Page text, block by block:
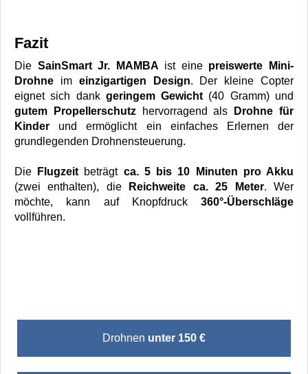
Fazit
Die SainSmart Jr. MAMBA ist eine preiswerte Mini-
Drohne im einzigartigen Design. Der kleine Copter
eignet sich dank geringem Gewicht (40 Gramm) und
gutem Propellerschutzhervorragend als
Drohne für
Kinder und ermöglicht ein einfaches Erlernen der
grundlegenden Drohnensteuerung.
Die Flugzeit beträgt ca. 5 bis 10 Minuten pro Akku
(zwei enthalten), die
Reichweite ca. 25 Meter. Wer
möchte, kann auf Knopfdruck 360°-Überschläge
vollführen.
Drohnen unter 150 €